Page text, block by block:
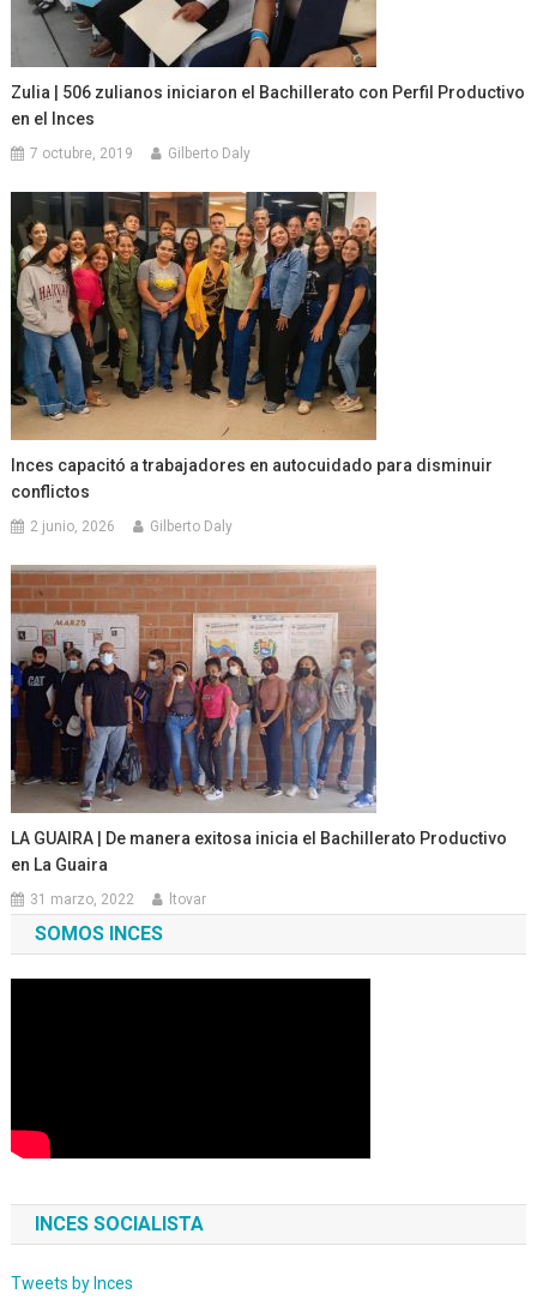
Zulia | 506 zulianos iniciaron el Bachillerato con Perfil Productivo
en el Inces
7 octubre, 2019 Gilberto Daly
Inces capacitó a trabajadores en autocuidado para disminuir
conflictos
2 junio, 2026 Gilberto Daly
LA GUAIRA | De manera exitosa inicia el Bachillerato Productivo
en La Guaira
31 marzo, 2022 ltovar
SOMOS INCES
INCES SOCIALISTA
Tweets by Inces